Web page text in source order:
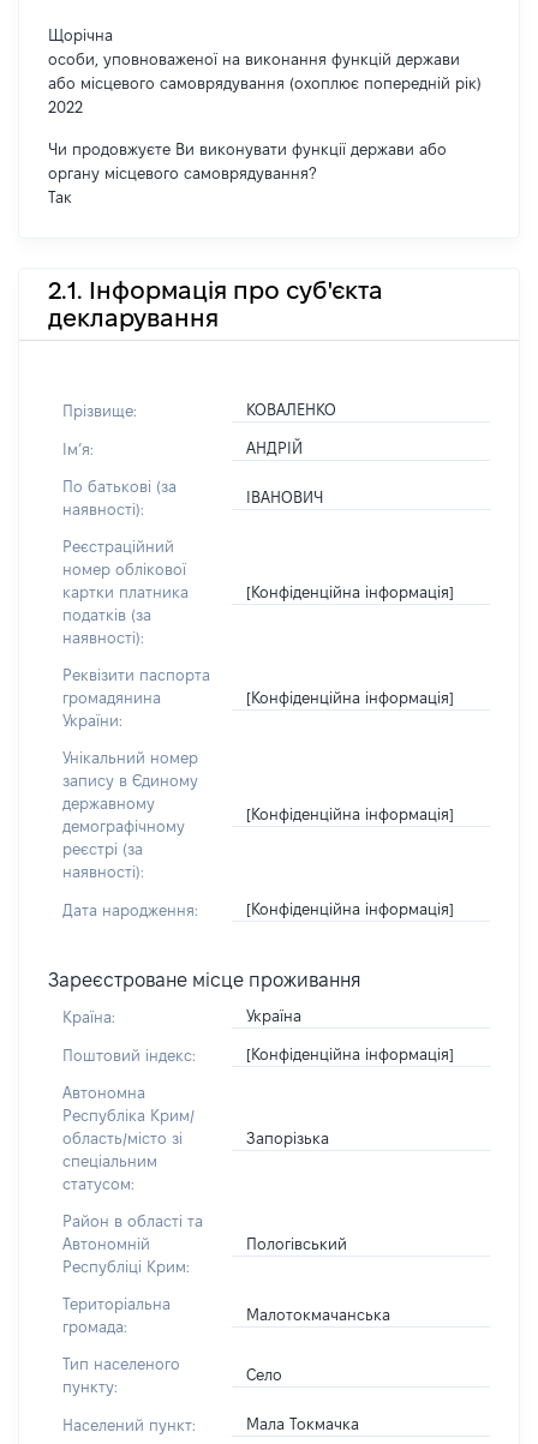
Щорічна
особи, уповноваженої на виконання функцій держави
або місцевого самоврядування (охоплює попередній рік)
2022
Чи продовжуєте Ви виконувати функції держави або
органу місцевого самоврядування?
Так
2.1. Інформація про суб'єкта
декларування
Прізвище: КОВАЛЕНКО
Імʼя: АНДРІЙ
По батькові (за
наявності):
ІВАНОВИЧ
Реєстраційний
номер облікової
картки платника
податків (за
наявності):
[Конфіденційна інформація]
Реквізити паспорта
громадянина
України:
[Конфіденційна інформація]
Унікальний номер
запису в Єдиному
державному
демографічному
реєстрі (за
наявності):
[Конфіденційна інформація]
Дата народження: [Конфіденційна інформація]
Зареєстроване місце проживання
Країна: Україна
Поштовий індекс: [Конфіденційна інформація]
Автономна
Республіка Крим/
область/місто зі
спеціальним
статусом:
Запорізька
Район в області та
Автономній
Республіці Крим:
Пологівський
Територіальна
громада:
Малотокмачанська
Тип населеного
пункту:
Село
Населений пункт: Мала Токмачка